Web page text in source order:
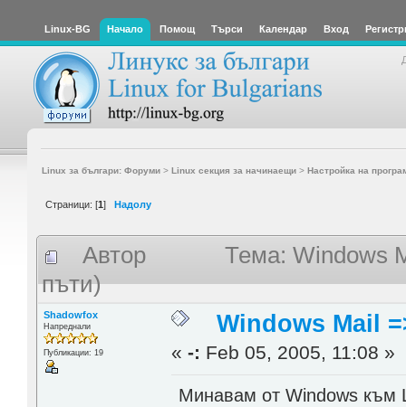
Linux-BG Начало Помощ Търси Календар Вход
Linux за българи: Форуми> Linux секция за начинаещи> Настройка на
Страници: [1] Надолу
Автор
Тема: Windows
пъти)
Shadowfox
Напреднали
Публикации: 19
Windows Mail
«-: Feb 05, 2005, 11:08 »
Минавам от Windows към